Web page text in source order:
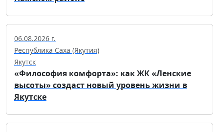
06.08.2026 г.
Республика Саха (Якутия)
Якутск
«Философия комфорта»: как ЖК «Ленские
высоты» создаст новый уровень жизни в
Якутске